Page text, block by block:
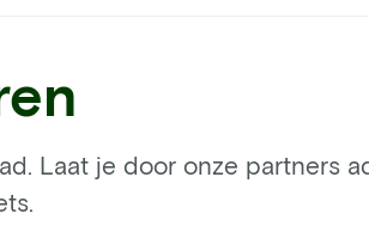
Laat je door onze partners